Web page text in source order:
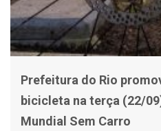
Prefeitura do Rio
bicicleta na terça (22/
Mundial Sem Carro